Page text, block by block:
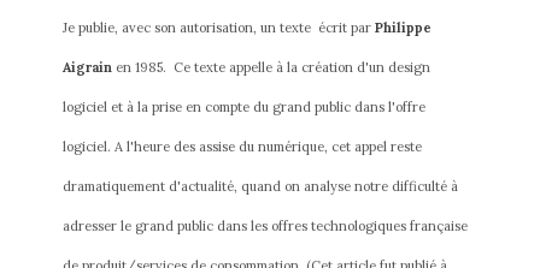
Je publie, avec son autorisation, un texte  écrit par Philippe
Aigrain en 1985.  Ce texte appelle à la création d'un design
logiciel et à la prise en compte du grand public dans l'offre
logiciel. A l'heure des assise du numérique, cet appel reste
dramatiquement d'actualité, quand on analyse notre difficulté à
adresser le grand public dans les offres technologiques française